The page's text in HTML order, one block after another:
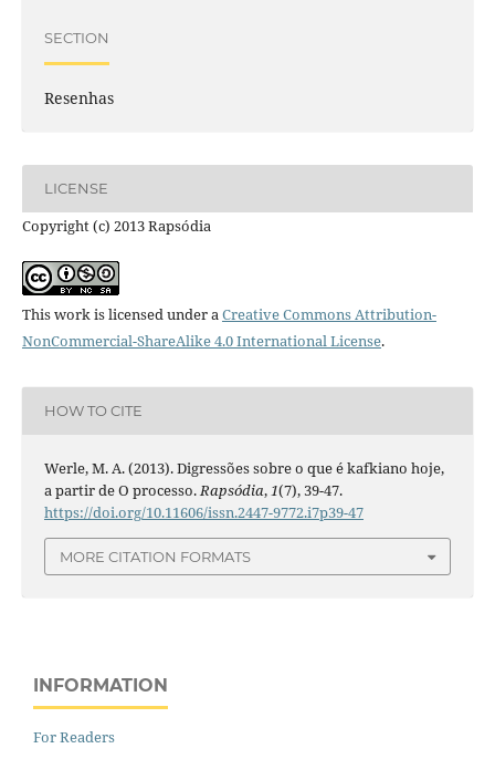
SECTION
Resenhas
LICENSE
Copyright (c) 2013 Rapsódia
This work is licensed under aCreative Commons Attribution-
NonCommercial-ShareAlike 4.0 International License.
HOW TO CITE
Werle, M. A. (2013). Digressões sobre o que é kafkiano hoje,
a partir de O processo.Rapsódia,1(7), 39-47.
https://doi.org/10.11606/issn.2447-9772.i7p39-47
MORE CITATION FORMATS
INFORMATION
For Readers